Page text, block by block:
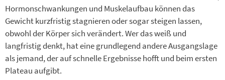
Hormonschwankungen und Muskelaufbau können das
Gewicht kurzfristig stagnieren oder sogar steigen lassen,
obwohl der Körper sich verändert. Wer das weiß und
langfristig denkt, hat eine grundlegend andere Ausgangslage
als jemand, der auf schnelle Ergebnisse hofft und beim ersten
Plateau aufgibt.